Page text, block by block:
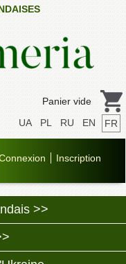
Panier vide
UA
PL RU EN FR
>>